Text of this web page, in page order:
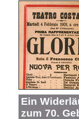
Ein
zum 70.